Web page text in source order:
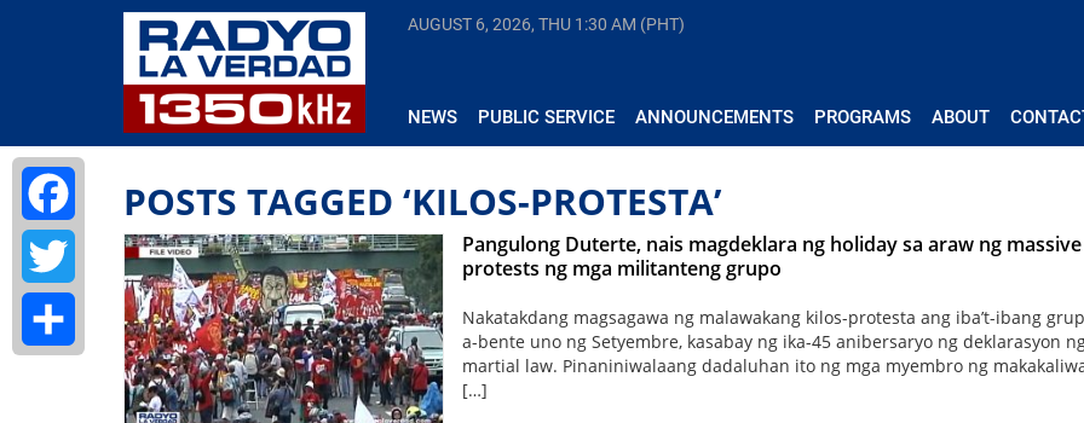
AUGUST 6, 2026, THU 1:31 AM (PHT)
NEWS PUBLIC SERVICE ANNOUNCEMENTS PROGRAMS ABOUT
POSTS TAGGED ‘KILOS-PROTESTA’
Pangulong Duterte, nais magdeklara ng holiday sa araw ng massive
protests ng mga militanteng grupo
Nakatakdang magsagawa ng malawakang kilos-protesta ang iba’t-ibang
a-bente uno ng Setyembre, kasabay ng ika-45 anibersaryo ng deklarasyon
martial law. Pinaniniwalaang dadaluhan ito ng mga myembro ng
[…]
Facebook
Twitter